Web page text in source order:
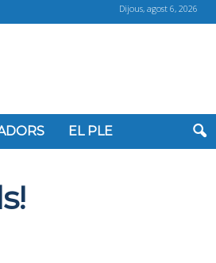
Dijous, agost 6, 2026
EL PLE